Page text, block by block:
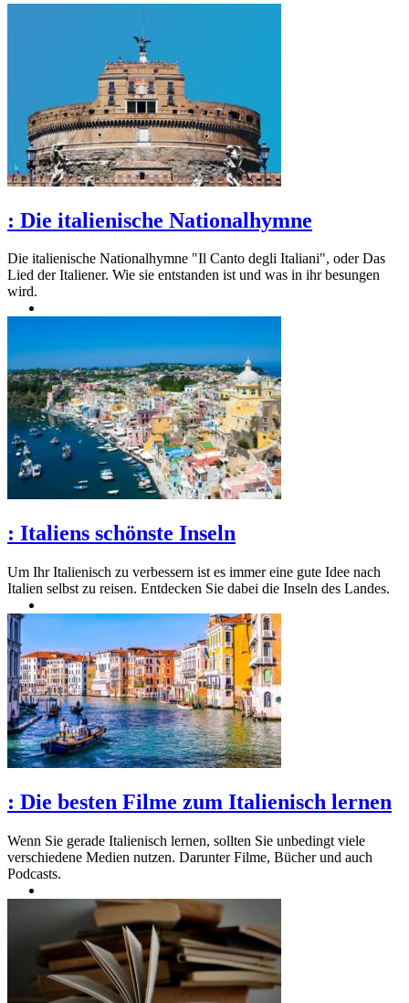
: Die italienische Nationalhymne
Die italienische Nationalhymne "Il Canto degli Italiani", oder Das
Lied der Italiener. Wie sie entstanden ist und was in ihr besungen
wird.
: Italiens schönste Inseln
Um Ihr Italienisch zu verbessern ist es immer eine gute Idee nach
Italien selbst zu reisen. Entdecken Sie dabei die Inseln des Landes.
: Die besten Filme zum Italienisch lernen
Wenn Sie gerade Italienisch lernen, sollten Sie unbedingt viele
verschiedene Medien nutzen. Darunter Filme, Bücher und auch
Podcasts.